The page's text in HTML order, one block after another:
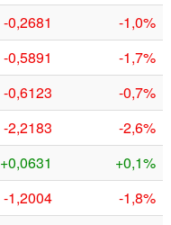
-0,2681
-1,0%
-0,5891
-1,7%
-0,6123
-0,7%
-2,2183
-2,6%
+0,0631
+0,1%
-1,2004
-1,8%